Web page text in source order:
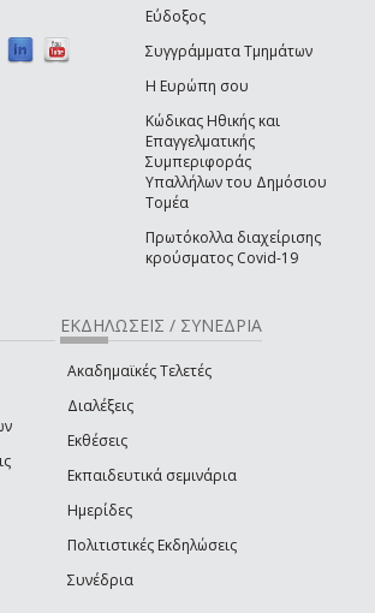
Εύδοξος
Συγγράμματα Τμημάτων
Η Ευρώπη σου
Κώδικας Ηθικής και
Επαγγελματικής
Συμπεριφοράς
Υπαλλήλων του Δημόσιου
Τομέα
Πρωτόκολλα διαχείρισης
κρούσματος Covid-19
ΕΚΔΗΛΩΣΕΙΣ / ΣΥΝΕΔΡΙΑ
Ακαδημαϊκές Τελετές
Διαλέξεις
Εκθέσεις
Εκπαιδευτικά σεμινάρια
Ημερίδες
Πολιτιστικές Εκδηλώσεις
Συνέδρια